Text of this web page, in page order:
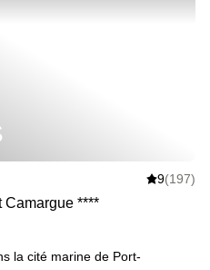
9(197)
Camargue ****
la cité marine de Port-